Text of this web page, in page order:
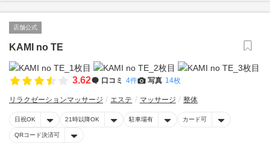
店舗公式
KAMI no TE
3.62 口コミ 4件 写真 14枚
リラクゼーションマッサージ エステ マッサージ 整体
日祝OK 21時以降OK 駐車場有 カード可
QRコード決済可